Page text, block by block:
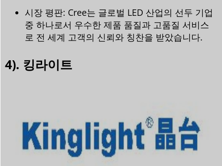
시장 평판: Cree는 글로벌 LED 산업의 선두 기업
중 하나로서 우수한 제품 품질과 고품질 서비스
로 전 세계 고객의 신뢰와 칭찬을 받았습니다.
4). 킹라이트